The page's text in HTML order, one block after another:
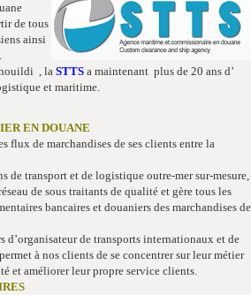
de tous
ainsi
, la STTS a maintenant plus de 20 ans d’
et maritime.
EN DOUANE
flux de marchandises de ses clients entre la
de transport et de logistique outre-mer sur-mesure,
de sous traitants de qualité et gère tous les
bancaires et douaniers des marchandises de
d’organisateur de transports internationaux et de
à nos clients de se concentrer sur leur métier
et améliorer leur propre service clients.